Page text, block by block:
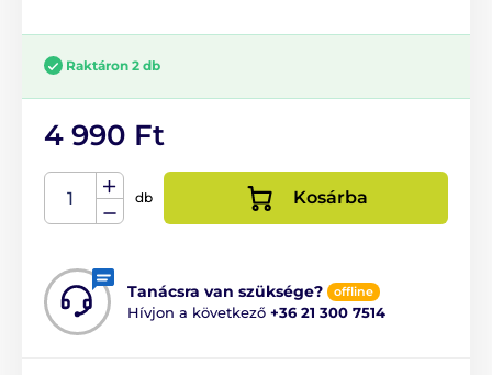
Raktáron 2 db
4 990 Ft
db Kosárba
Tanácsra van szüksége? offline
Hívjon a következő +36 21 300 7514